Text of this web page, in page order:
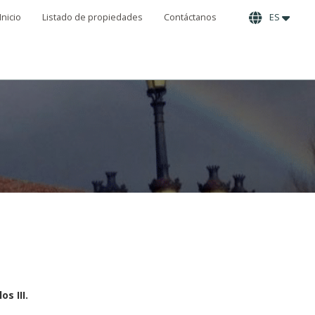
Inicio Listado de propiedades Contáctanos ES
III.